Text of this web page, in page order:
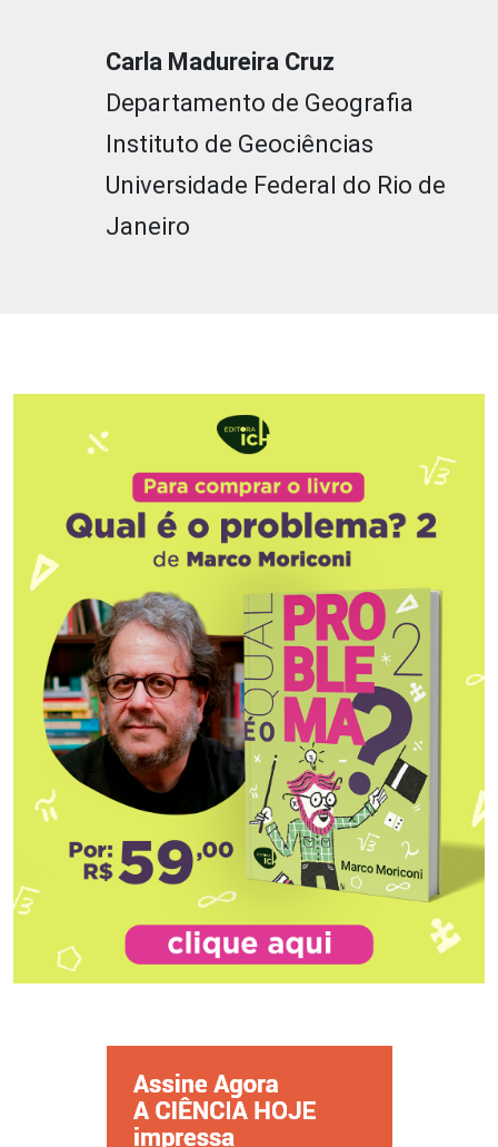
Carla Madureira Cruz
Departamento de Geografia
Instituto de Geociências
Universidade Federal do Rio de
Janeiro